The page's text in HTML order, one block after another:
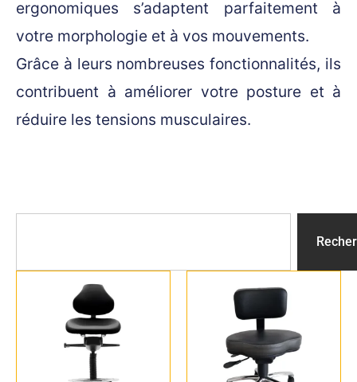
ergonomiques s’adaptent parfaitement à
votre morphologie et à vos mouvements.
Grâce à leurs nombreuses fonctionnalités, ils
contribuent à améliorer votre posture et à
réduire les tensions musculaires.